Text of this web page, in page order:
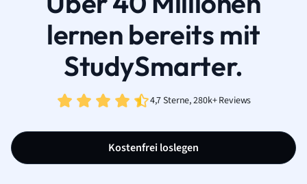
lernen bereits mit
StudySmarter.
4,7 Sterne, 280k+ Reviews
Kostenfrei loslegen